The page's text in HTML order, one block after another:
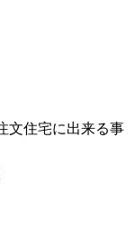
文住宅に出来る事